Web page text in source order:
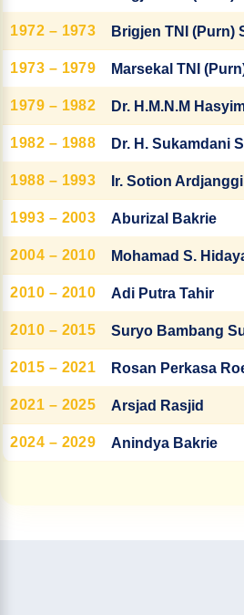
1972 – 1973 Brigjen TNI (Purn)
1973 – 1979 Marsekal TNI
1979 – 1982 Dr. H.M.N.M
1982 – 1988 Dr. H. Sukamdani
1988 – 1993 Ir. Sotion Ardjanggi
1993 – 2003 Aburizal Bakrie
2004 – 2010 Mohamad S.
2010 – 2010 Adi Putra Tahir
2010 – 2015 Suryo Bambang
2015 – 2021 Rosan Perkasa
2021 – 2025 Arsjad Rasjid
2024 – 2029 Anindya Bakrie